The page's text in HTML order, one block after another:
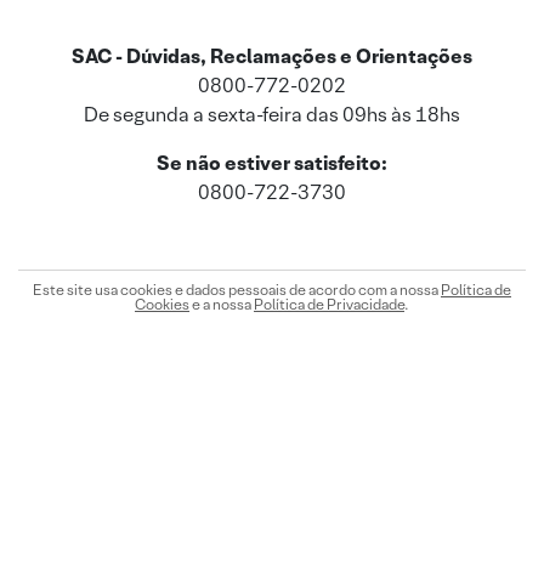
SAC - Dúvidas, Reclamações e Orientações
0800-772-0202
De segunda a sexta-feira das 09hs às 18hs
Se não estiver satisfeito:
0800-722-3730
Este site usa cookies e dados pessoais de acordo com a nossa Política de
Cookiese a nossa Política de Privacidade.